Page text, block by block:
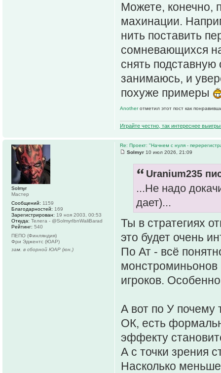
Можете, конечно,
махинации.
нить поставить
сомневающихся
снять
занимаюсь, и
похуже примеры
Anotherотметил этот пост как
Играйте честно, так интереснее
Re: Проект: "Начнем с нуля -
Solmyr 10 июл 2026, 21:09
Uranium235
...Не надо
дает)...
Ты в стратегиях
это будет очень
По Ат - всё
игроков.
А вот по У почему
ОК, есть
эффекту
А с точки зрения
Насколько
Solmyr
Мастер
Сообщений: 1159
Благодарностей: 169
Зарегистрирован: 19 ноя 2003, 00:53
Откуда: Телега - @SolmyrIbnWaliBarad
Рейтинг: 540
ПЕПО (Финляндия)
Фри Эджентс (ЮАР)
зам. в сборной ЮАР (юн.)